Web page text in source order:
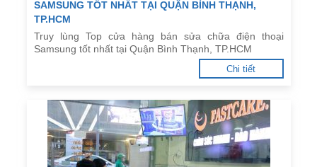
SAMSUNG TỐT NHẤT TẠI QUẬN BÌNH THẠNH,
TP.HCM
Truy lùng Top cửa hàng bán sửa chữa điện thoại
Samsung tốt nhất tại Quận Bình Thạnh, TP.HCM
Chi tiết